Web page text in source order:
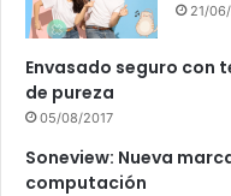
21/
Envasado seguro
de pureza
05/08/2017
Soneview: Nueva
computación